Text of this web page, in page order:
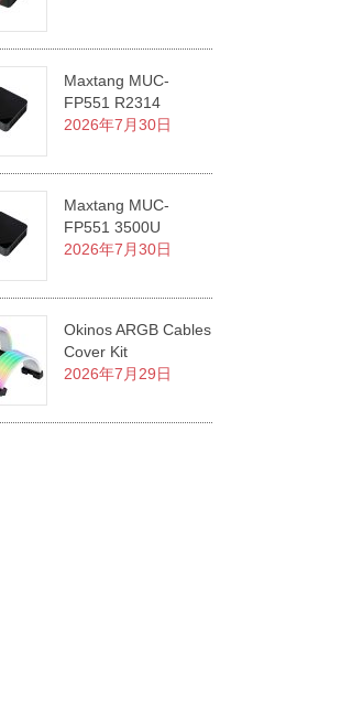
Maxtang MUC-
FP551 R2314
2026年7月30日
Maxtang MUC-
FP551 3500U
2026年7月30日
Okinos ARGB Cables
Cover Kit
2026年7月29日